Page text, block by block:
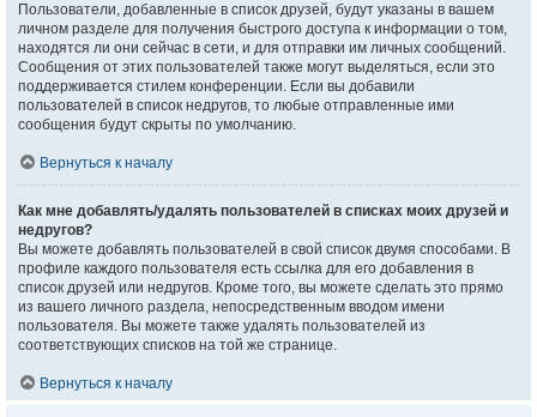
Пользователи, добавленные в список друзей, будут указаны в вашем
личном разделе для получения быстрого доступа к информации о том,
находятся ли они сейчас в сети, и для отправки им личных сообщений.
Сообщения от этих пользователей также могут выделяться, если это
поддерживается стилем конференции. Если вы добавили
пользователей в список недругов, то любые отправленные ими
сообщения будут скрыты по умолчанию.
Вернуться к началу
Как мне добавлять/удалять пользователей в списках моих друзей и
недругов?
Вы можете добавлять пользователей в свой список двумя способами. В
профиле каждого пользователя есть ссылка для его добавления в
список друзей или недругов. Кроме того, вы можете сделать это прямо
из вашего личного раздела, непосредственным вводом имени
пользователя. Вы можете также удалять пользователей из
соответствующих списков на той же странице.
Вернуться к началу